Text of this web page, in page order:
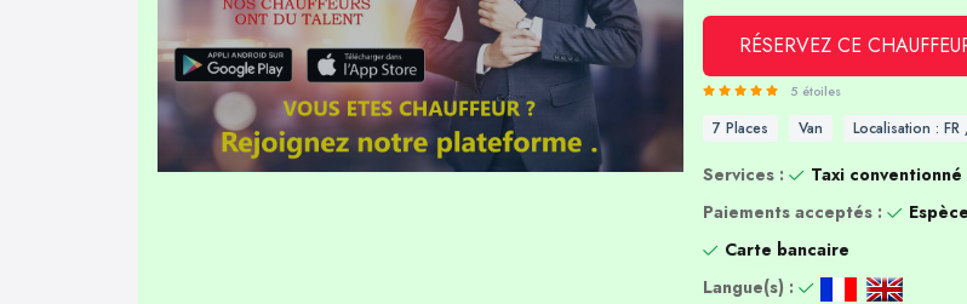
RÉSERVEZ CE
5 étoiles
7 Places Van Localisation : FR
Services :
Taxi conventionné
Paiements acceptés :
Espèce
Carte bancaire
Langue(s) :